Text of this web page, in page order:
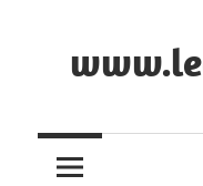
content
blog
du